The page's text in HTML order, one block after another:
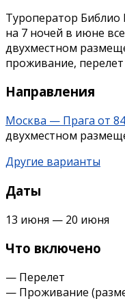
Туроператор Библио
на 7 ночей в июне
двухместном
проживание,
Направления
Москва — Прага от
двухместном
Другие варианты
Даты
13 июня — 20 июня
Что включено
— Перелет
— Проживание